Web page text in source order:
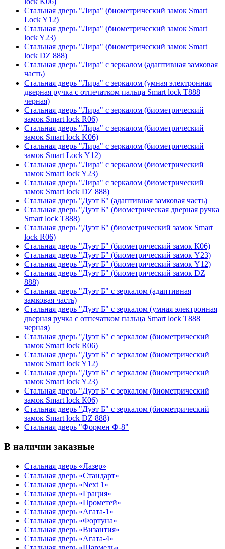
Стальная дверь "Лира" (биометрический замок Smart
Lock Y12)
Стальная дверь "Лира" (биометрический замок Smart
lock Y23)
Стальная дверь "Лира" (биометрический замок Smart
lock DZ 888)
Стальная дверь "Лира" с зеркалом (адаптивная замковая
часть)
Стальная дверь "Лира" с зеркалом (умная электронная
дверная ручка с отпечатком пальца Smart lock T888
черная)
Стальная дверь "Лира" с зеркалом (биометрический
замок Smart lock R06)
Стальная дверь "Лира" с зеркалом (биометрический
замок Smart lock K06)
Стальная дверь "Лира" с зеркалом (биометрический
замок Smart Lock Y12)
Стальная дверь "Лира" с зеркалом (биометрический
замок Smart lock Y23)
Стальная дверь "Лира" с зеркалом (биометрический
замок Smart lock DZ 888)
Стальная дверь "Дуэт Б" (адаптивная замковая часть)
Стальная дверь "Дуэт Б" (биометрическая дверная ручка
Smart lock T888)
Стальная дверь "Дуэт Б" (биометрический замок Smart
lock R06)
Стальная дверь "Дуэт Б" (биометрический замок К06)
Стальная дверь "Дуэт Б" (биометрический замок Y23)
Стальная дверь "Дуэт Б" (биометрический замок Y12)
Стальная дверь "Дуэт Б" (биометрический замок DZ
888)
Стальная дверь "Дуэт Б" с зеркалом (адаптивная
замковая часть)
Стальная дверь "Дуэт Б" с зеркалом (умная электронная
дверная ручка с отпечатком пальца Smart lock T888
черная)
Стальная дверь "Дуэт Б" с зеркалом (биометрический
замок Smart lock R06)
Стальная дверь "Дуэт Б" с зеркалом (биометрический
замок Smart lock Y12)
Стальная дверь "Дуэт Б" с зеркалом (биометрический
замок Smart lock Y23)
Стальная дверь "Дуэт Б" с зеркалом (биометрический
замок Smart lock К06)
Стальная дверь "Дуэт Б" с зеркалом (биометрический
замок Smart lock DZ 888)
Стальная дверь "Формен Ф-8"
В наличии заказные
Стальная дверь «Лазер»
Стальная дверь «Стандарт»
Стальная дверь «Next 1»
Стальная дверь «Гpация»
Стальная дверь «Прометей»
Стальная дверь «Агата-1»
Стальная дверь «Фортуна»
Стальная дверь «Византия»
Стальная дверь «Агата-4»